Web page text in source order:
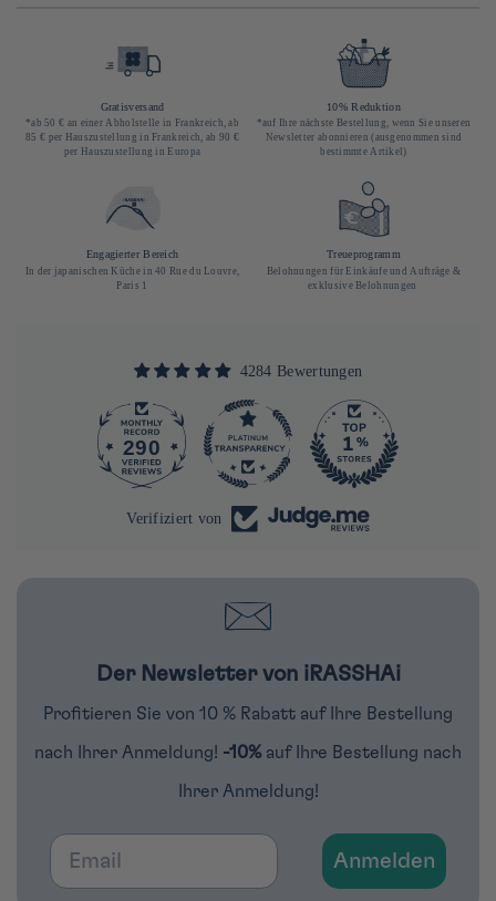
Gratisversand
*ab 50 € an einer Abholstelle in Frankreich, ab
85 € per Hauszustellung in Frankreich, ab 90 €
per Hauszustellung in Europa
10% Reduktion
*auf Ihre nächste Bestellung, wenn Sie unseren
Newsletter abonnieren (ausgenommen sind
bestimmte Artikel)
Engagierter Bereich
In der japanischen Küche in 40 Rue du Louvre,
Paris 1
Treueprogramm
Belohnungen für Einkäufe und Aufträge &
exklusive Belohnungen
4284 Bewertungen
290
Verifiziert von
Der Newsletter von iRASSHAi
Profitieren Sie von 10 % Rabatt auf Ihre Bestellung
nach Ihrer Anmeldung! -10% auf Ihre Bestellung nach
Ihrer Anmeldung!
Email
Anmelden